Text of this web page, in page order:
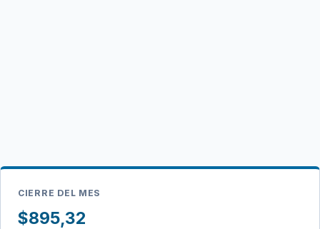
CIERRE DEL MES
$895,32